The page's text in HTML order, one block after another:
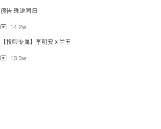
预告·殊途同归
14.2w
【投喂专属】李明安 x 兰玉
13.3w